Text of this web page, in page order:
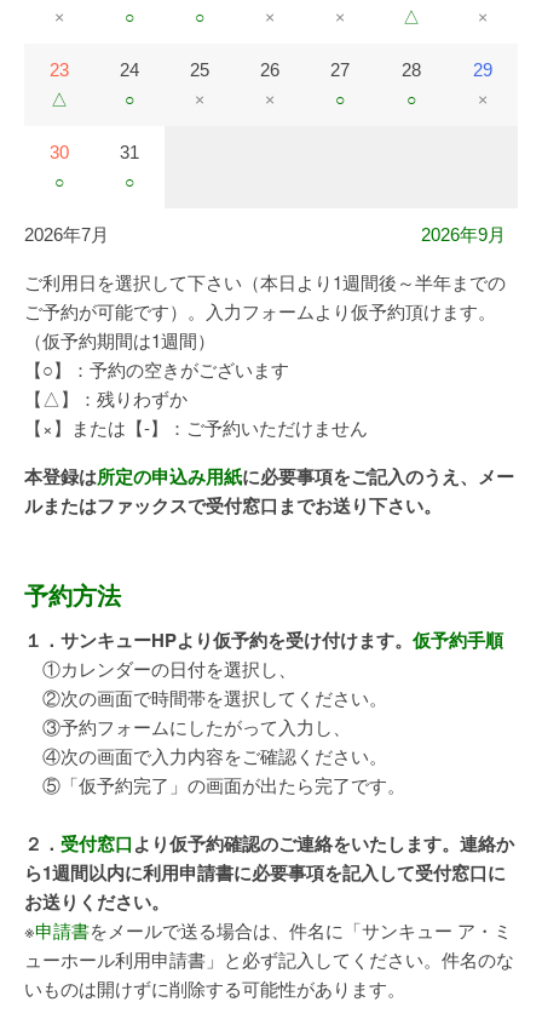
× ○ ○ × × △ ×
23
△
24
○
25
×
26
×
27
○
28
○
29
×
30
○
31
○
2026年7月 2026年9月
ご利用日を選択して下さい（本日より1週間後～半年までの
ご予約が可能です）。入力フォームより仮予約頂けます。
（仮予約期間は1週間）
【○】：予約の空きがございます
【△】：残りわずか
【×】または【-】：ご予約いただけません
本登録は所定の申込み用紙に必要事項をご記入のうえ、メー
ルまたはファックスで受付窓口までお送り下さい。
予約方法
１．サンキューHPより仮予約を受け付けます。 仮予約手順
①カレンダーの日付を選択し、
②次の画面で時間帯を選択してください。
③予約フォームにしたがって入力し、
④次の画面で入力内容をご確認ください。
⑤「仮予約完了」の画面が出たら完了です。
２． 受付窓口より仮予約確認のご連絡をいたします。連絡か
ら1週間以内に利用申請書に必要事項を記入して受付窓口に
お送りください。
※申請書をメールで送る場合は、件名に「サンキュー ア・ミ
ューホール利用申請書」と必ず記入してください。件名のな
いものは開けずに削除する可能性があります。